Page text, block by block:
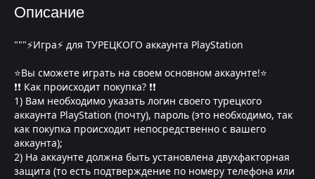
Описание
"""⚡Игра⚡ для ТУРЕЦКОГО аккаунта PlayStation
⭐Вы сможете играть на своем основном аккаунте!⭐
❗❗ Как происходит покупка? ❗❗
1) Вам необходимо указать логин своего турецкого
аккаунта PlayStation (почту), пароль (это необходимо, так
как покупка происходит непосредственно с вашего
аккаунта);
2) На аккаунте должна быть установлена двухфакторная
защита (то есть подтверждение по номеру телефона или